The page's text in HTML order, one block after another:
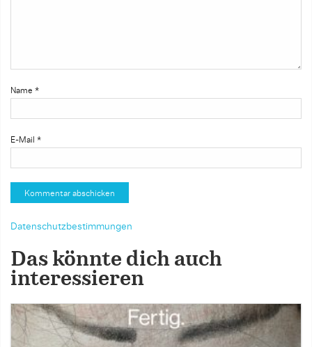
Name *
E-Mail *
Datenschutzbestimmungen
Das könnte dich auch
interessieren